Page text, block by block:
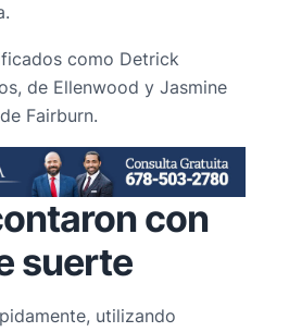
como Detrick
de Ellenwood y Jasmine
Fairburn.
con
suerte
utilizando